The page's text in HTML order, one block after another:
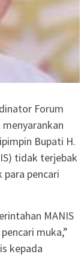
Forum
menyarankan
Bupati H.
tidak terjebak
pencari
MANIS
muka,”
kepada